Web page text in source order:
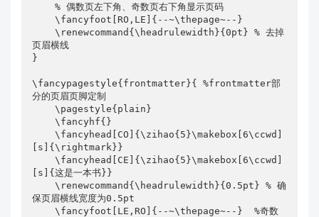
e} \chapter{title} \chapter{title}
e} \chapter{title} \chapter{title}
    \chapter{title} \chapter{title} \chapter{titl
e} \chapter{title} \chapter{title}
e} \chapter{title} \chapter{title}
    \chapter{title} \chapter{title} \chapter{titl
e} \chapter{title} \chapter{title}
e} \chapter{title} \chapter{title}
e} \chapter{title} \chapter{title}
e} \chapter{title} \chapter{title}
\end{document}
    % 偶数页左下角、奇数页右下角显示页码
    \fancyfoot[RO,LE]{--~\thepage~--}
    \renewcommand{\headrulewidth}{0pt} % 去掉
页眉横线
}
\fancypagestyle{frontmatter}{ %frontmatter部
分的页眉页脚定制
    \pagestyle{plain}
    \fancyhf{}
    \fancyhead[CO]{\zihao{5}\makebox[6\ccwd]
[s]{\rightmark}}
    \fancyhead[CE]{\zihao{5}\makebox[6\ccwd]
[s]{这是一本书}}
    \renewcommand{\headrulewidth}{0.5pt} % 确
保页眉横线宽度为0.5pt
    \fancyfoot[LE,RO]{--~\thepage~--}  %奇数